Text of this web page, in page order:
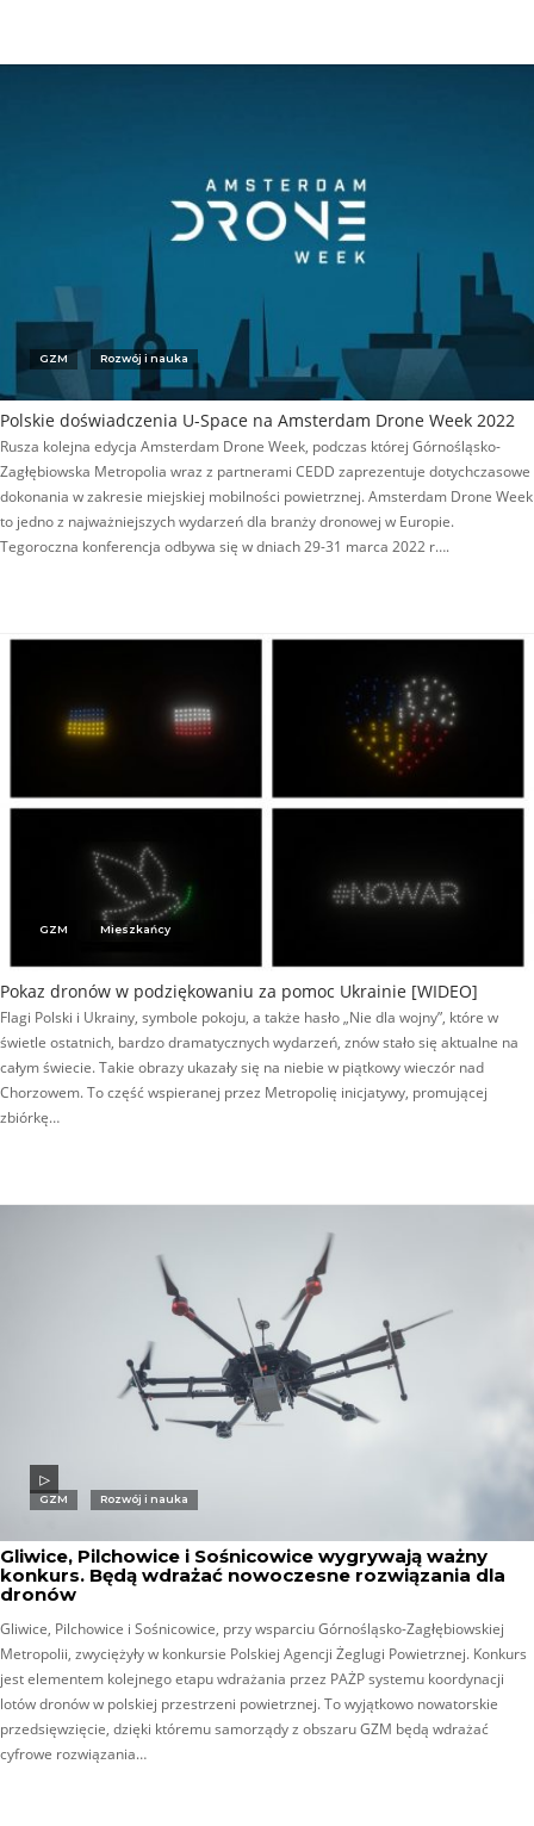
GZM Rozwój i nauka
Polskie doświadczenia U-Space na Amsterdam Drone Week 2022
Rusza kolejna edycja Amsterdam Drone Week, podczas której Górnośląsko-
Zagłębiowska Metropolia wraz z partnerami CEDD zaprezentuje dotychczasowe
dokonania w zakresie miejskiej mobilności powietrznej. Amsterdam Drone Week
to jedno z najważniejszych wydarzeń dla branży dronowej w Europie.
Tegoroczna konferencja odbywa się w dniach 29-31 marca 2022 r….
GZM Mieszkańcy
Pokaz dronów w podziękowaniu za pomoc Ukrainie [WIDEO]
Flagi Polski i Ukrainy, symbole pokoju, a także hasło „Nie dla wojny”, które w
świetle ostatnich, bardzo dramatycznych wydarzeń, znów stało się aktualne na
całym świecie. Takie obrazy ukazały się na niebie w piątkowy wieczór nad
Chorzowem. To część wspieranej przez Metropolię inicjatywy, promującej
zbiórkę…
GZM Rozwój i nauka
Gliwice, Pilchowice i Sośnicowice wygrywają ważny
konkurs. Będą wdrażać nowoczesne rozwiązania dla
dronów
Gliwice, Pilchowice i Sośnicowice, przy wsparciu Górnośląsko-Zagłębiowskiej
Metropolii, zwyciężyły w konkursie Polskiej Agencji Żeglugi Powietrznej. Konkurs
jest elementem kolejnego etapu wdrażania przez PAŻP systemu koordynacji
lotów dronów w polskiej przestrzeni powietrznej. To wyjątkowo nowatorskie
przedsięwzięcie, dzięki któremu samorządy z obszaru GZM będą wdrażać
cyfrowe rozwiązania…